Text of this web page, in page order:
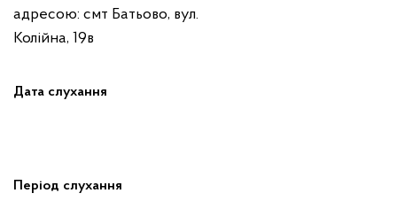
адресою: смт Батьово, вул.
Колійна, 19в
Дата слухання
Період слухання